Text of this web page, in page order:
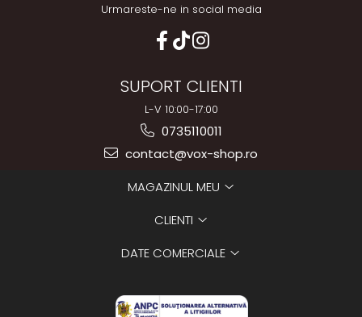
Urmareste-ne in social media
SUPORT CLIENTI
L-V 10:00-17:00
0735110011
contact@vox-shop.ro
MAGAZINUL MEU
CLIENTI
DATE COMERCIALE